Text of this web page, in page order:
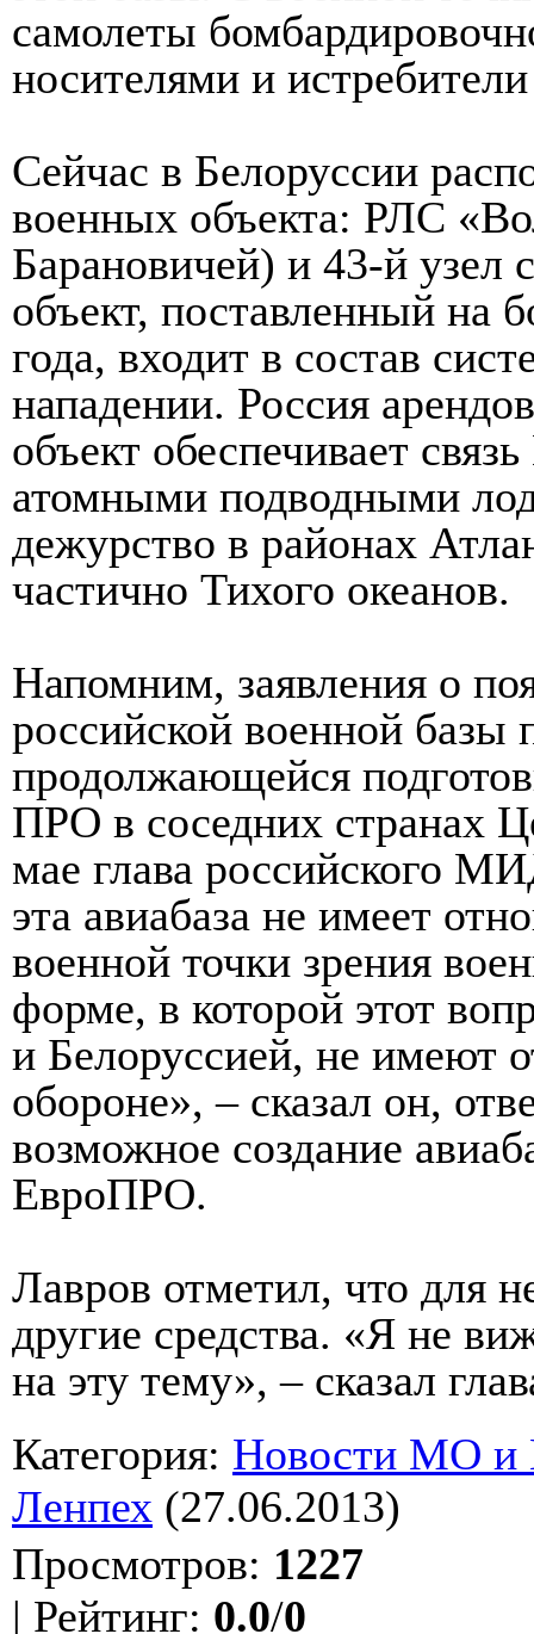
самолеты бомбардировочн
носителями и
Сейчас в Белоруссии
военных объекта: РЛС
Барановичей) и 43-й
объект, поставленный на
года, входит в состав
нападении. Россия
объект обеспечивает
атомными подводными
дежурство в районах
частично Тихого океанов.
Напомним, заявления о
российской военной базы
продолжающейся
ПРО в соседних странах
мае глава российского
эта авиабаза не имеет
военной точки зрения
форме, в которой этот
и Белоруссией, не имеют
обороне», – сказал он,
возможное создание
ЕвроПРО.
Лавров отметил, что для
другие средства. «Я не
на эту тему», – сказал
Категория: Новости МО
Ленпех (27.06.2013)
Просмотров: 1227
| Рейтинг: 0.0/0